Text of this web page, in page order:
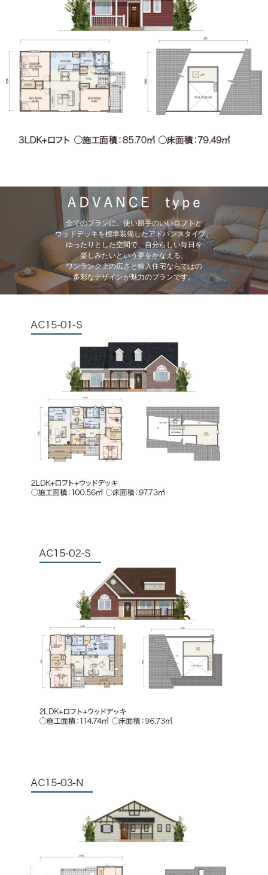
全てのプランに、使い勝手のいいロフトと
ウッドデッキを標準装備したアドバンスタイプ。
ゆったりとした空間で、自分らしい毎日を
楽しみたいという夢をかなえる、
ワンランク上の広さと輸入住宅ならではの
多彩なデザインが魅力のプランです。